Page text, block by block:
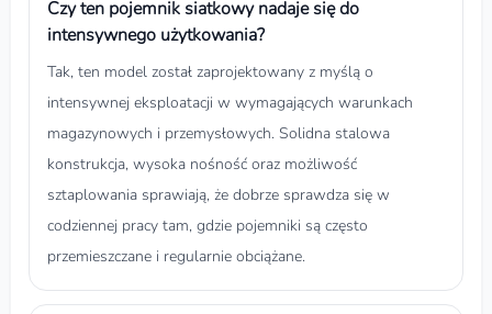
Czy ten pojemnik siatkowy nadaje się do
intensywnego użytkowania?
Tak, ten model został zaprojektowany z myślą o
intensywnej eksploatacji w wymagających warunkach
magazynowych i przemysłowych. Solidna stalowa
konstrukcja, wysoka nośność oraz możliwość
sztaplowania sprawiają, że dobrze sprawdza się w
codziennej pracy tam, gdzie pojemniki są często
przemieszczane i regularnie obciążane.